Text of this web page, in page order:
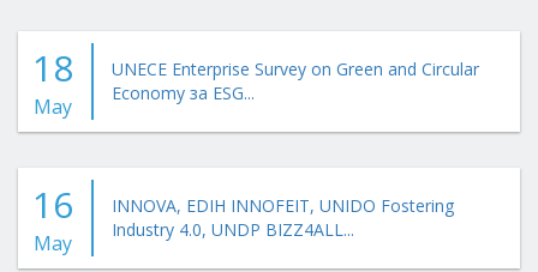
18
May
UNECE Enterprise Survey on Green and Circular
Economy за ESG...
16
May
INNOVA, EDIH INNOFEIT, UNIDO Fostering
Industry 4.0, UNDP BIZZ4ALL...